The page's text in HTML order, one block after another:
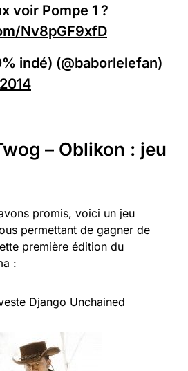
voir Pompe 1 ?
Nv8pGF9xfD
indé) (@baborlelefan)
– Oblikon : jeu
promis, voici un jeu
permettant de gagner de
première édition du
:
Django Unchained